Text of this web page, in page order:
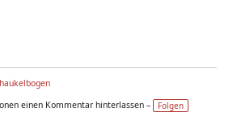
einen Kommentar hinterlassen –
Folgen